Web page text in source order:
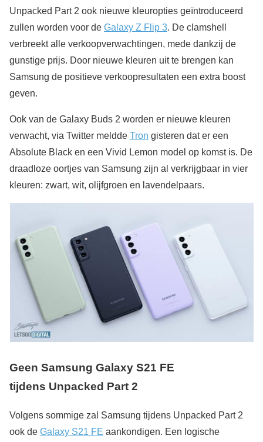
Unpacked Part 2 ook nieuwe kleuropties geïntroduceerd
zullen worden voor de Galaxy Z Flip 3. De clamshell
verbreekt alle verkoopverwachtingen, mede dankzij de
gunstige prijs. Door nieuwe kleuren uit te brengen kan
Samsung de positieve verkoopresultaten een extra boost
geven.
Ook van de Galaxy Buds 2 worden er nieuwe kleuren
verwacht, via Twitter meldde Tron gisteren dat er een
Absolute Black en een Vivid Lemon model op komst is. De
draadloze oortjes van Samsung zijn al verkrijgbaar in vier
kleuren: zwart, wit, olijfgroen en lavendelpaars.
Geen Samsung Galaxy S21 FE
tijdens Unpacked Part 2
Volgens sommige zal Samsung tijdens Unpacked Part 2
ook de Galaxy S21 FE aankondigen. Een logische